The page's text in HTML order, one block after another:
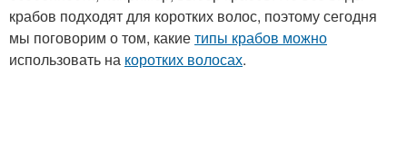
крабов подходят для коротких волос, поэтому сегодня
мы поговорим о том, какиетипы крабов можно
использовать на коротких волосах.